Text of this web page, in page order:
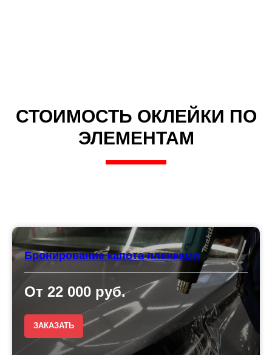
СТОИМОСТЬ ОКЛЕЙКИ ПО
ЭЛЕМЕНТАМ
Бронирование капота пленками
От 22 000 руб.
ЗАКАЗАТЬ